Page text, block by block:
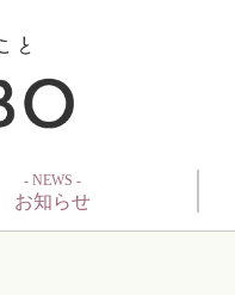
- NEWS -
お知らせ